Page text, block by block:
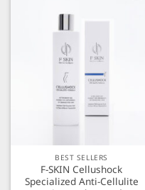
BEST SELLERS
F-SKIN Cellushock
Specialized Anti-Cellulite